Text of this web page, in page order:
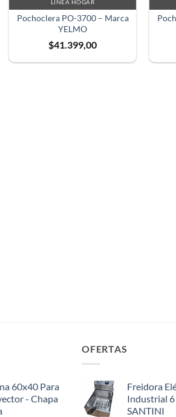
LÍNEA HOGAR
Pochoclera PO-3700 – Marca
YELMO
$41.399,00
60x40 Para
- Chapa
OFERTAS
Freidora
Industrial
SANTINI